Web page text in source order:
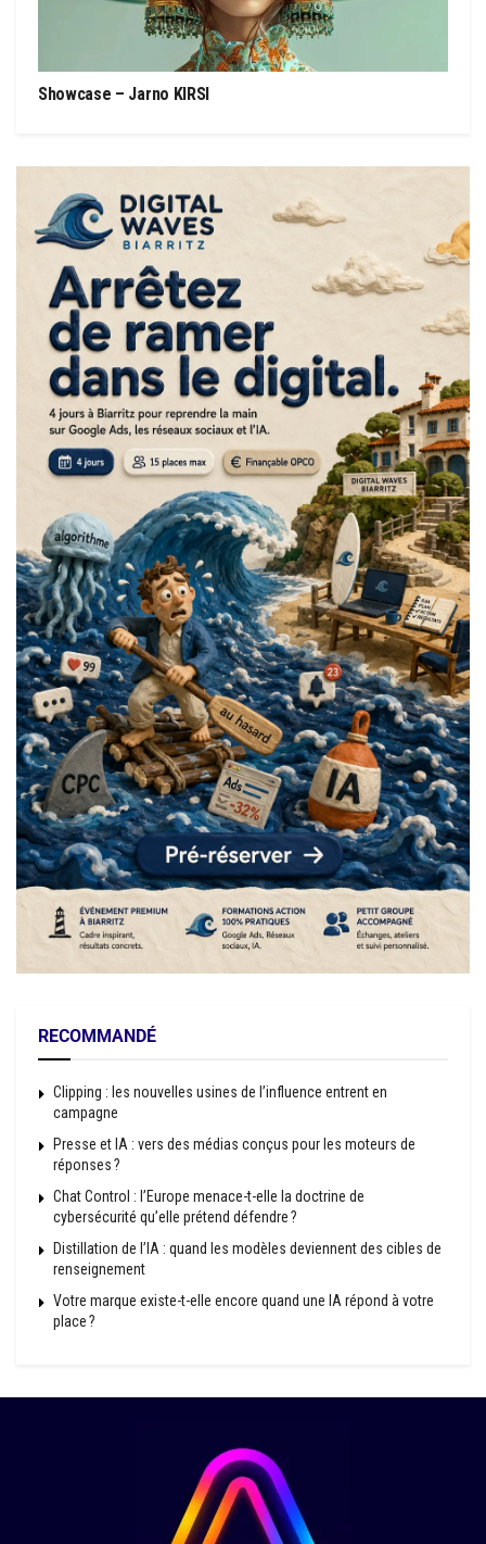
Showcase – Jarno KIRSI
RECOMMANDÉ
Clipping : les nouvelles usines de l’influence entrent en
campagne
Presse et IA : vers des médias conçus pour les moteurs de
réponses ?
Chat Control : l’Europe menace-t-elle la doctrine de
cybersécurité qu’elle prétend défendre ?
Distillation de l’IA : quand les modèles deviennent des cibles de
renseignement
Votre marque existe-t-elle encore quand une IA répond à votre
place ?